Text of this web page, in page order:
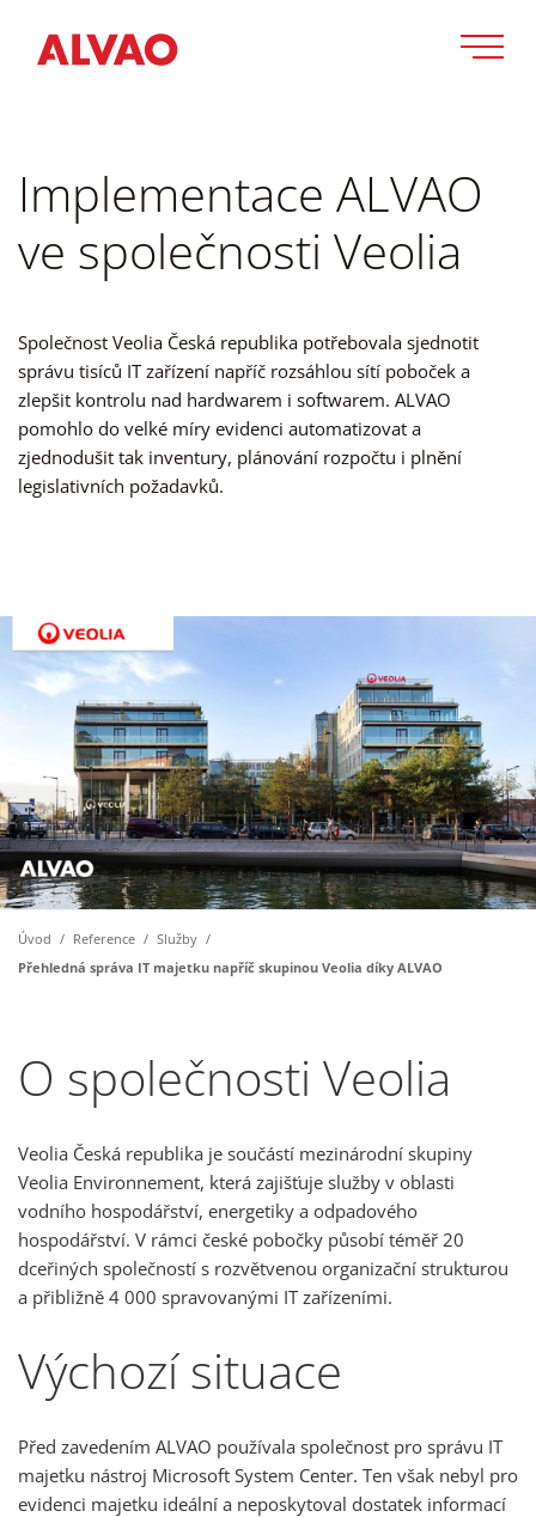
Implementace ALVAO
ve společnosti Veolia
Společnost Veolia Česká republika potřebovala sjednotit
správu tisíců IT zařízení napříč rozsáhlou sítí poboček a
zlepšit kontrolu nad hardwarem i softwarem. ALVAO
pomohlo do velké míry evidenci automatizovat a
zjednodušit tak inventury, plánování rozpočtu i plnění
legislativních požadavků.
Úvod / Reference / Služby /
Přehledná správa IT majetku napříč skupinou Veolia díky ALVAO
O společnosti Veolia
Veolia Česká republika je součástí mezinárodní skupiny
Veolia Environnement, která zajišťuje služby v oblasti
vodního hospodářství, energetiky a odpadového
hospodářství. V rámci české pobočky působí téměř 20
dceřiných společností s rozvětvenou organizační strukturou
a přibližně 4 000 spravovanými IT zařízeními.
Výchozí situace
Před zavedením ALVAO používala společnost pro správu IT
majetku nástroj Microsoft System Center. Ten však nebyl pro
evidenci majetku ideální a neposkytoval dostatek informací